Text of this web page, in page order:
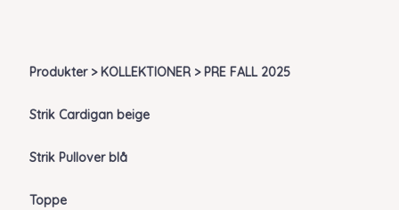
Produkter > KOLLEKTIONER > PRE FALL 2025
Strik Cardigan beige
Strik Pullover blå
Toppe